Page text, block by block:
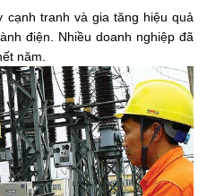
tranh và gia tăng hiệu quả
điện. Nhiều doanh nghiệp đã
năm.